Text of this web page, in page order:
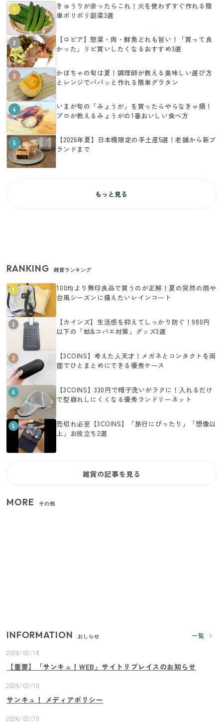
1
きゅうりが余ったらこれ！火を使わずすぐ作れる簡
単ポリポリ副菜3選
2
【ロピア】惣菜・肉・鮮魚どれも旨い！「買って良
かった」リピ買いしたくなるおすすめ3選
3
かぼちゃの旬は夏！調理師が教える美味しい選び方
とレンジでパパッと作れる簡単グラタン
4
いまが旬の「みょうが」を買ったらやらなきゃ損！
プロが教えるみょうがの1番おいしい食べ方
5
【2026年夏】日本橋限定の手土産5選！老舗から新ブ
ランドまで
もっと見る
RANKING 雑貨ランキング
1
100均より無印良品で買うのが正解！夏の突然の雨や
台風シーズンに備えたいレインコート
2
【カインズ】生活感を抑えてしっかり防ぐ！980円
以下の「蚊&コバエ対策」グッズ3選
3
【3COINS】考えた人天才！メガネとコンタクトを両
面でひとまとめにできる優秀ケース
4
【3COINS】330円で帽子洗いがラクに！入れるだけ
で型崩れしにくくなる優秀ランドリーネット
5
売切れ必至【3COINS】「旅行にぴったり」「想像以
上」お役立ち2選
雑貨の記事を見る
MORE その他
INFORMATION おしらせ
一覧
2026/02/18
【重要】「サンキュ！WEB」サイトリプレイスのお知らせ
2026/02/10
サンキュ！ メディアポリシー
2026/02/10